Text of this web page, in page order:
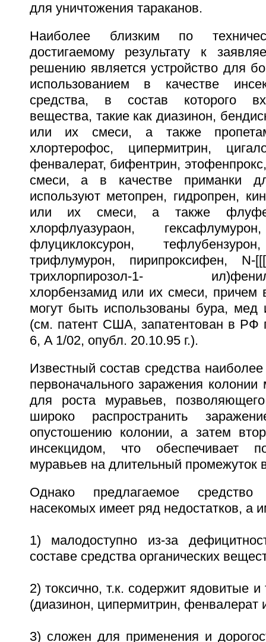
для уничтожения тараканов.
Наиболее близким по
достигаемому результату к
решению является устройство для
использованием в качестве
средства, в состав которого
вещества, такие как диазинон,
или их смеси, а также
хлортерофос, ципермитрин,
фенвалерат, бифентрин,
смеси, а в качестве приманки
используют метопрен, гидропрен,
или их смеси, а также
хлорфлуазураон,
флуциклоксурон,
трифлумурон, пирипроксифен, N-
трихлорпирозол-1-
хлорбензамид или их смеси, причем
могут быть использованы бура, мед
(см. патент США, запатентован в
6, A 1/02, опубл. 20.10.95 г.).
Известный состав средства
первоначального заражения
для роста муравьев,
широко распространить
опустошению колонии, а затем
инсекцидом, что обеспечивает
муравьев на длительный промежуток
Однако предлагаемое
насекомых имеет ряд недостатков, а
1) малодоступно из-за
составе средства органических
2) токсично, т.к. содержит ядовитые
(диазинон, ципермитрин, фенвалерат
3) сложен для применения и